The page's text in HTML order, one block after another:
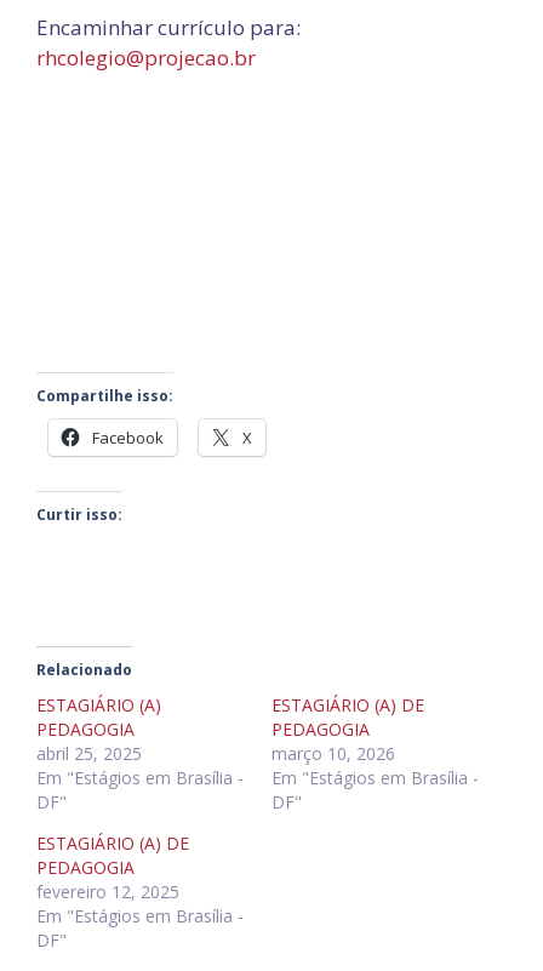
Encaminhar currículo para:
rhcolegio@projecao.br
Compartilhe isso:
Facebook X
Curtir isso:
Relacionado
ESTAGIÁRIO (A)
PEDAGOGIA
abril 25, 2025
Em "Estágios em Brasília -
DF"
ESTAGIÁRIO (A) DE
PEDAGOGIA
março 10, 2026
Em "Estágios em Brasília -
DF"
ESTAGIÁRIO (A) DE
PEDAGOGIA
fevereiro 12, 2025
Em "Estágios em Brasília -
DF"